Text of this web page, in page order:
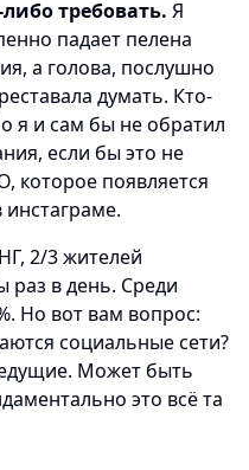
требовать. Я
падает пелена
а голова, послушно
думать. Кто-
я и сам бы не обратил
если бы это не
появляется
2/3 жителей
раз в день. Среди
Но вот вам вопрос:
социальные сети?
Может быть
это всё та